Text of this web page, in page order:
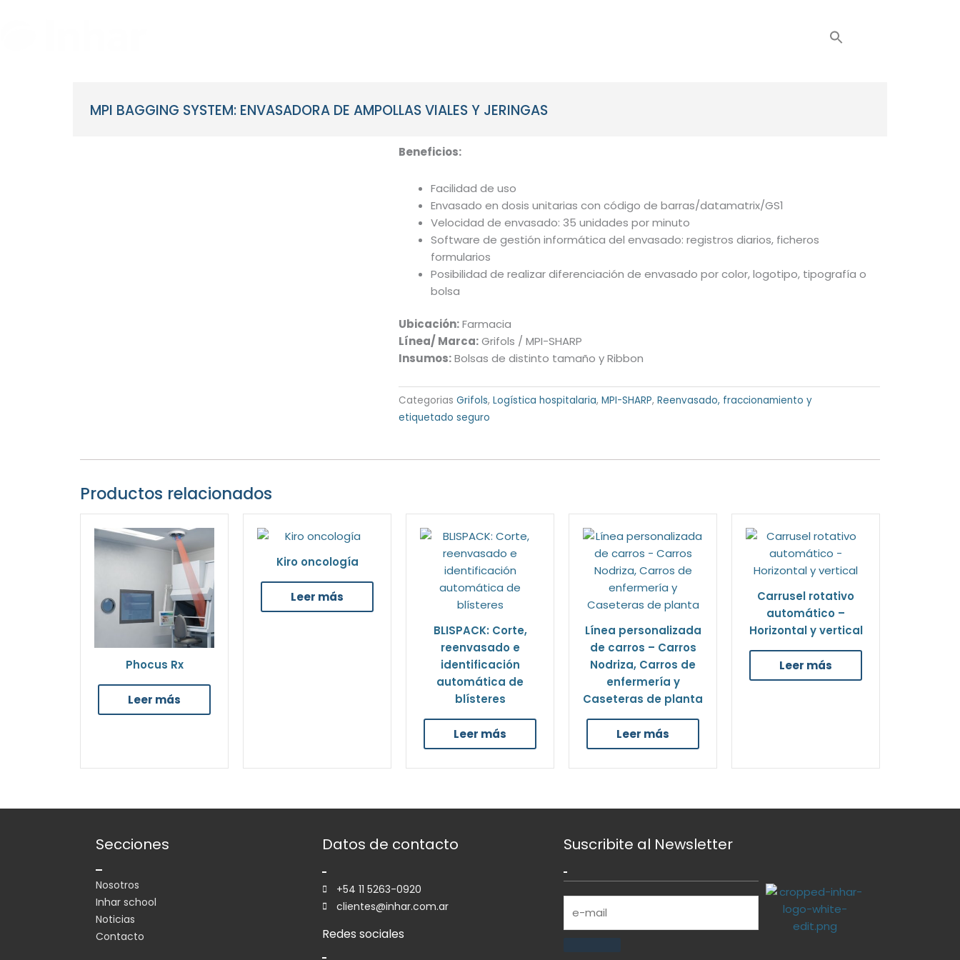
MPI BAGGING SYSTEM: ENVASADORA DE AMPOLLAS VIALES Y JERINGAS
Beneficios:
Facilidad de uso
Envasado en dosis unitarias con código de barras/datamatrix/GS1
Velocidad de envasado: 35 unidades por minuto
Software de gestión informática del envasado: registros diarios, ficheros
formularios
Posibilidad de realizar diferenciación de envasado por color, logotipo, tipografía o
bolsa
Ubicación:Farmacia
Línea/ Marca:Grifols / MPI-SHARP
Insumos:Bolsas de distinto tamaño y Ribbon
Categorias Grifols, Logística hospitalaria, MPI-SHARP, Reenvasado, fraccionamiento y
etiquetado seguro
Productos relacionados
Phocus Rx
Leer más
Kiro oncología
Leer más
BLISPACK: Corte,
reenvasado e
identificación
automática de
blísteres
Leer más
Línea personalizada
de carros – Carros
Nodriza, Carros de
enfermería y
Caseteras de planta
Leer más
Carrusel rotativo
automático –
Horizontal y vertical
Leer más
Secciones
Nosotros
Inhar school
Noticias
Contacto
Datos de contacto
+54 11 5263-0920
clientes@inhar.com.ar
Redes sociales
Suscribite al Newsletter